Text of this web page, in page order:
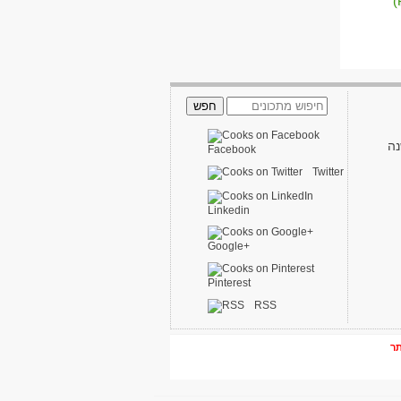
Facebook
Twitter
Linkedin
Google+
Pinterest
RSS